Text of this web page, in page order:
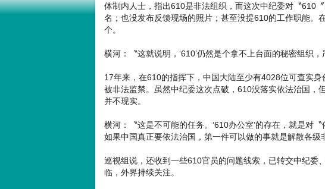
体制内人士，指出610是非法组织，而这次中纪委对〝610
名；也没发布反馈现场的照片；甚至没提610的工作职能。
个。
横河：〝这就说明，‘610’仍然是个拿不上台面的秘密组织
17年来，在610的指挥下，中国大陆至少有4028位可查实
被非法监禁。虽然中纪委这次点破，610没落实依法治国，
并不现实。
横河：〝这是不可能的任务。‘610办公室’的存在，就是对
如果中国真正要依法治国，第一件可以做的事就是解散各
巡视组说，还收到一些610官员的问题线索，已转交中纪委
临，外界持续关注。